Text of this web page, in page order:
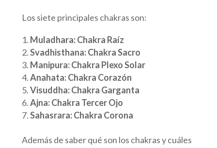
Los siete principales chakras son:
Muladhara: Chakra Raíz
Svadhisthana: Chakra Sacro
Manipura: Chakra Plexo Solar
Anahata: Chakra Corazón
Visuddha: Chakra Garganta
Ajna: Chakra Tercer Ojo
Sahasrara: Chakra Corona
Además de saber qué son los chakras y cuáles